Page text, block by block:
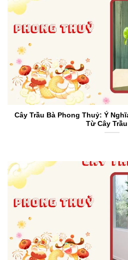
Cây Trầu Bà Phong Thuỷ: Ý
Từ Cây